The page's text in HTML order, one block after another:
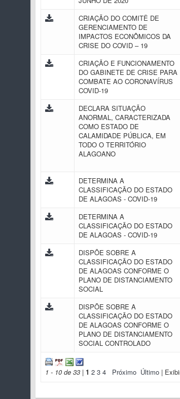
CRIAÇÃO DO COMITÊ DE
GERENCIAMENTO DE
IMPACTOS ECONÔMICOS DA
CRISE DO COVID – 19
CRIAÇÃO E FUNCIONAMENTO
DO GABINETE DE CRISE PARA
COMBATE AO CORONAVÍRUS
COVID-19
DECLARA SITUAÇÃO
ANORMAL, CARACTERIZADA
COMO ESTADO DE
CALAMIDADE PÚBLICA, EM
TODO O TERRITÓRIO
ALAGOANO
DETERMINA A
CLASSIFICAÇÃO DO ESTADO
DE ALAGOAS - COVID-19
DETERMINA A
CLASSIFICAÇÃO DO ESTADO
DE ALAGOAS - COVID-19
DISPÕE SOBRE A
CLASSIFICAÇÃO DO ESTADO
DE ALAGOAS CONFORME O
PLANO DE DISTANCIAMENTO
SOCIAL
DISPÕE SOBRE A
CLASSIFICAÇÃO DO ESTADO
DE ALAGOAS CONFORME O
PLANO DE DISTANCIAMENTO
SOCIAL CONTROLADO
1 - 10 de 33 | 1 2 3 4 Próximo Último |